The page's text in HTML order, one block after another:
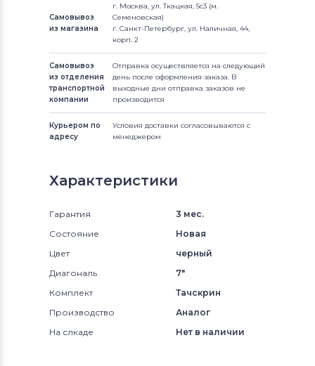
Самовывоз
из магазина
г. Москва, ул. Ткацкая, 5с3 (м.
Семеновская)
г. Санкт-Петербург, ул. Наличная, 44,
корп. 2
Самовывоз
из отделения
транспортной
компании
Отправка осуществляется на следующий
день после оформления заказа. В
выходные дни отправка заказов не
производится
Курьером по
адресу
Условия доставки согласовываются с
менеджером
Характеристики
Гарантия
3 мес.
Состояние
Новая
Цвет
черный
Диагональ
7"
Комплект
Тачскрин
Производство
Аналог
На слкаде
Нет в наличии